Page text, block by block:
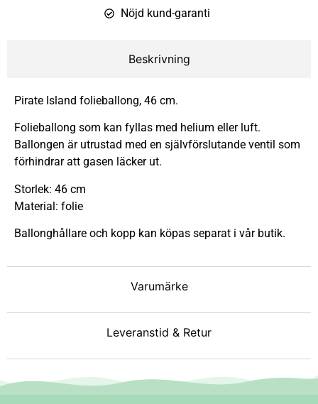
Nöjd kund-garanti
Beskrivning
Varumärke
Leveranstid & Retur
Pirate Island folieballong, 46 cm.
Folieballong som kan fyllas med helium eller luft.
Ballongen är utrustad med en självförslutande ventil som
förhindrar att gasen läcker ut.
Storlek: 46 cm
Material: folie
Ballonghållare och kopp kan köpas separat i vår butik.